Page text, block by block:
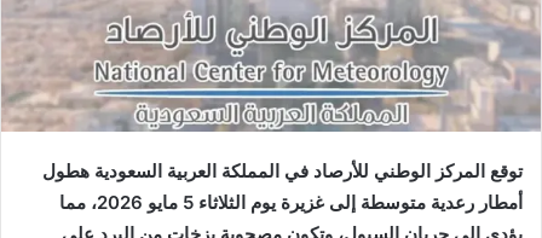
توقع المركز الوطني للأرصاد في المملكة العربية السعودية هطول
أمطار رعدية متوسطة إلى غزيرة يوم الثلاثاء 5 مايو 2026، مما